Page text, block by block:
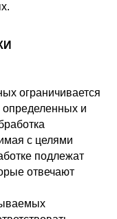
ограничивается
определенных и
с целями
подлежат
отвечают